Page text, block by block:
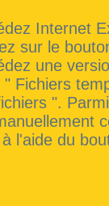
Internet
sur le
une
Fichiers
".
l'aide du